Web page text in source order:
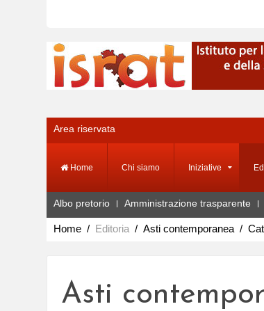
Area riservata
Home Chi siamo Iniziative
Albo pretorio Amministrazione trasparente
Home Editoria Asti contemporanea
Asti